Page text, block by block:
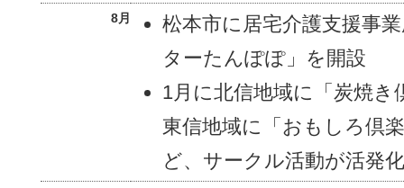
8月
松本市に居宅介護支援事
ターたんぽぽ」を開設
1月に北信地域に「炭焼き
東信地域に「おもしろ倶
ど、サークル活動が活発